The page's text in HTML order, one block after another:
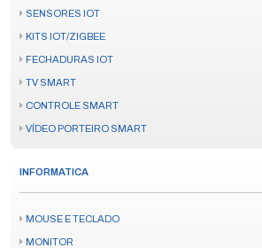
SENSORES IOT
KITS IOT/ZIGBEE
FECHADURAS IOT
TV SMART
CONTROLE SMART
VÍDEO PORTEIRO SMART
INFORMATICA
MOUSE E TECLADO
MONITOR